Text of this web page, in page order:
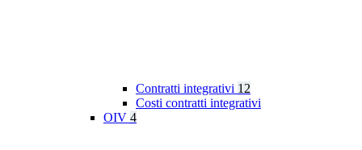
Contratti integrativi 12
Costi contratti integrativi
OIV 4